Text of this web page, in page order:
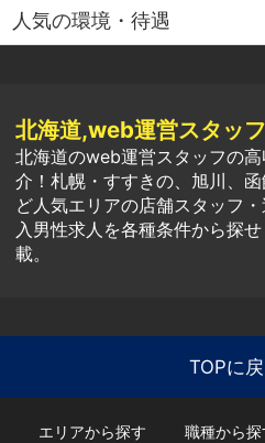
人気の環境・待遇
北海道,web運営スタッフ
北海道のweb運営スタッフの
介！札幌・すすきの、旭川、
ど人気エリアの店舗スタッフ
入男性求人を各種条件から探
載。
TOPに
エリアから探す 職種から探